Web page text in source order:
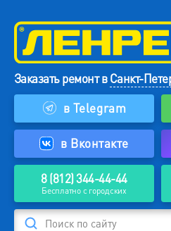
Заказать ремонт вСанкт-
в Telegram
в Вконтакте
8 (812) 344-44-44
Бесплатно с городских
Поиск по сайту